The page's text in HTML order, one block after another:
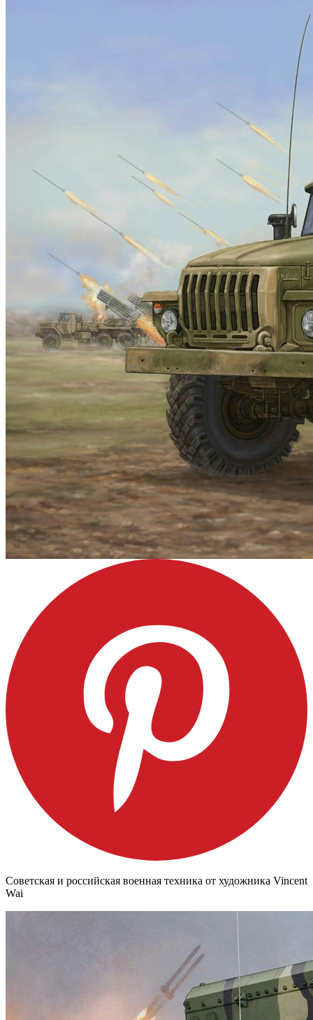
Советская и российская военная техника от художника Vincent
Wai